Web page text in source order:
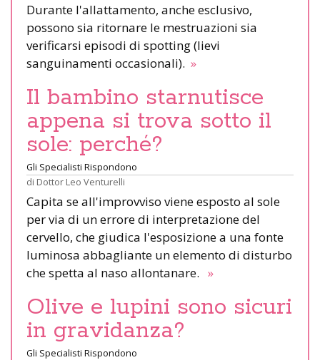
Durante l'allattamento, anche esclusivo,
possono sia ritornare le mestruazioni sia
verificarsi episodi di spotting (lievi
sanguinamenti occasionali). »
Il bambino starnutisce
appena si trova sotto il
sole: perché?
Gli Specialisti Rispondono
di Dottor Leo Venturelli
Capita se all'improvviso viene esposto al sole
per via di un errore di interpretazione del
cervello, che giudica l'esposizione a una fonte
luminosa abbagliante un elemento di disturbo
che spetta al naso allontanare. »
Olive e lupini sono sicuri
in gravidanza?
Gli Specialisti Rispondono